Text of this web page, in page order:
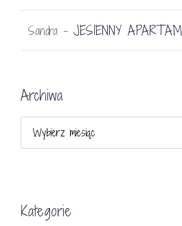
Sandra - JESIENNY
Archiwa
Kategorie